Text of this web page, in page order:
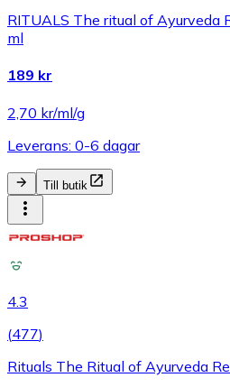
RITUALS The ritual of Ayurveda
ml
189 kr
2,70 kr/ml/g
Leverans: 0-6 dagar
Till butik
4.3
(477)
Rituals The Ritual of Ayurveda